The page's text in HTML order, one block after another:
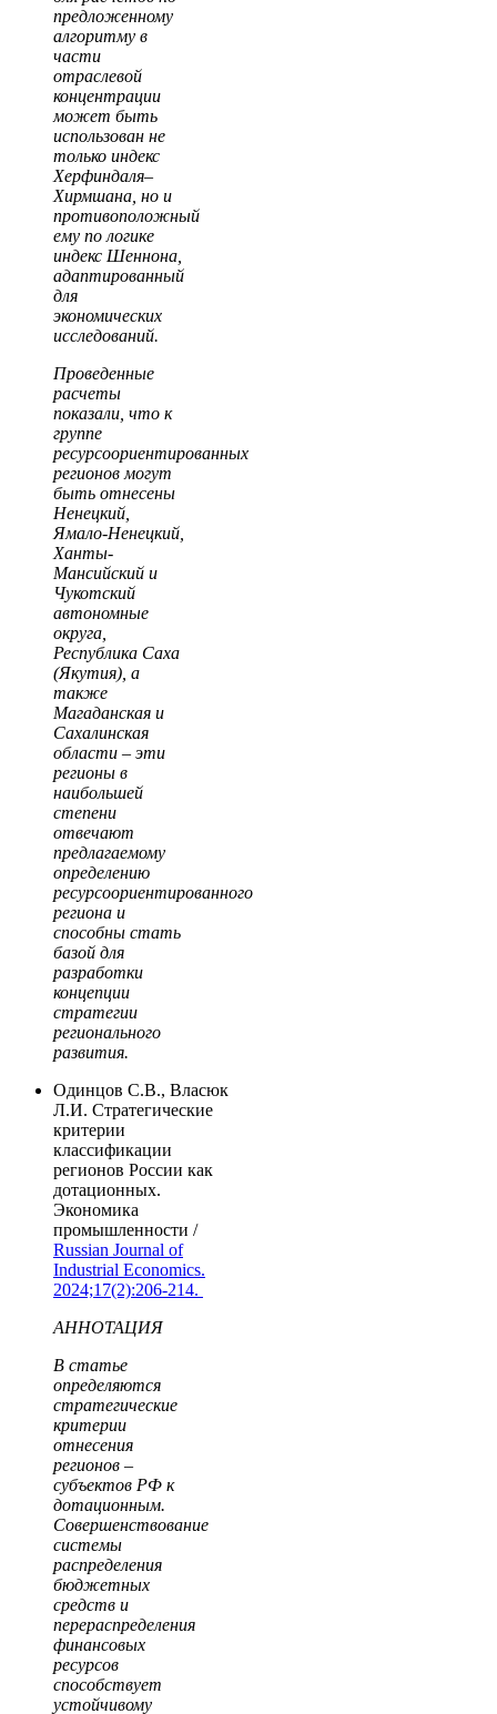
предложенному
алгоритму в
части
отраслевой
концентрации
может быть
использован не
только индекс
Херфиндаля–
Хирмшана, но и
противоположный
ему по логике
индекс Шеннона,
адаптированный
для
экономических
исследований.
Проведенные
расчеты
показали, что к
группе
ресурсоориентированных
регионов могут
быть отнесены
Ненецкий,
Ямало-Ненецкий,
Ханты-
Мансийский и
Чукотский
автономные
округа,
Республика Саха
(Якутия), а
также
Магаданская и
Сахалинская
области – эти
регионы в
наибольшей
степени
отвечают
предлагаемому
определению
ресурсоориентированного
региона и
способны стать
базой для
разработки
концепции
стратегии
регионального
развития.
Одинцов С.В., Власюк
Л.И. Стратегические
критерии
классификации
регионов России как
дотационных.
Экономика
промышленности /
Russian Journal of
Industrial Economics.
2024;17(2):206-214.
АННОТАЦИЯ
В статье
определяются
стратегические
критерии
отнесения
регионов –
субъектов РФ к
дотационным.
Совершенствование
системы
распределения
бюджетных
средств и
перераспределения
финансовых
ресурсов
способствует
устойчивому